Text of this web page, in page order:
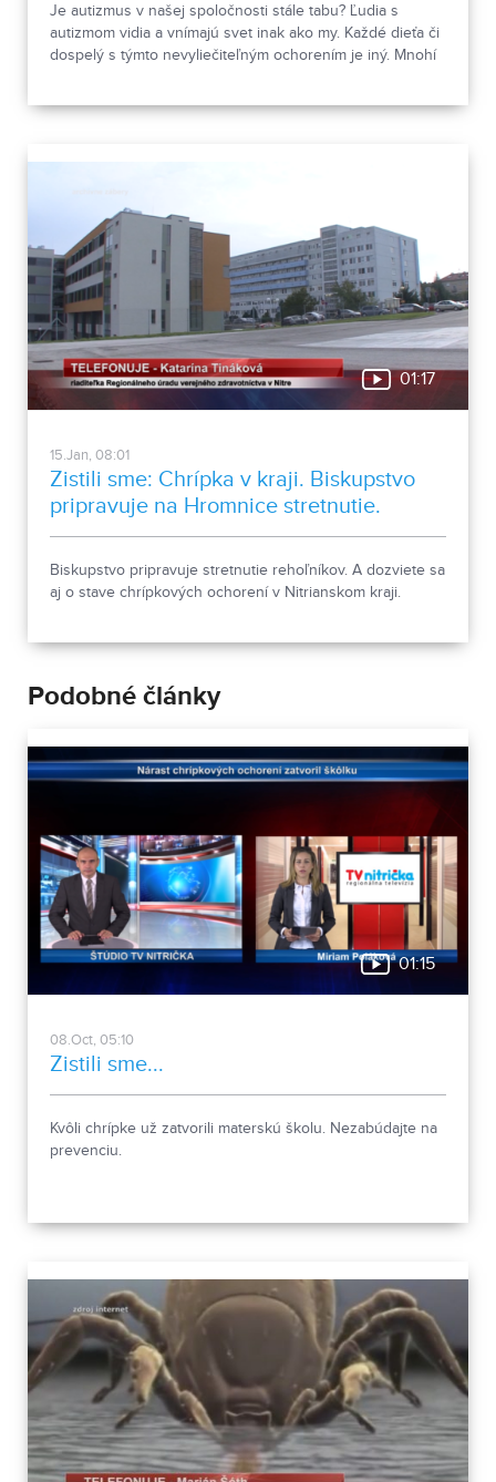
Je autizmus v našej spoločnosti stále tabu? Ľudia s
autizmom vidia a vnímajú svet inak ako my. Každé dieťa či
dospelý s týmto nevyliečiteľným ochorením je iný. Mnohí
01:17
15.Jan, 08:01
Zistili sme: Chrípka v kraji. Biskupstvo
pripravuje na Hromnice stretnutie.
Biskupstvo pripravuje stretnutie rehoľníkov. A dozviete sa
aj o stave chrípkových ochorení v Nitrianskom kraji.
Podobné články
01:15
08.Oct, 05:10
Zistili sme...
Kvôli chrípke už zatvorili materskú školu. Nezabúdajte na
prevenciu.